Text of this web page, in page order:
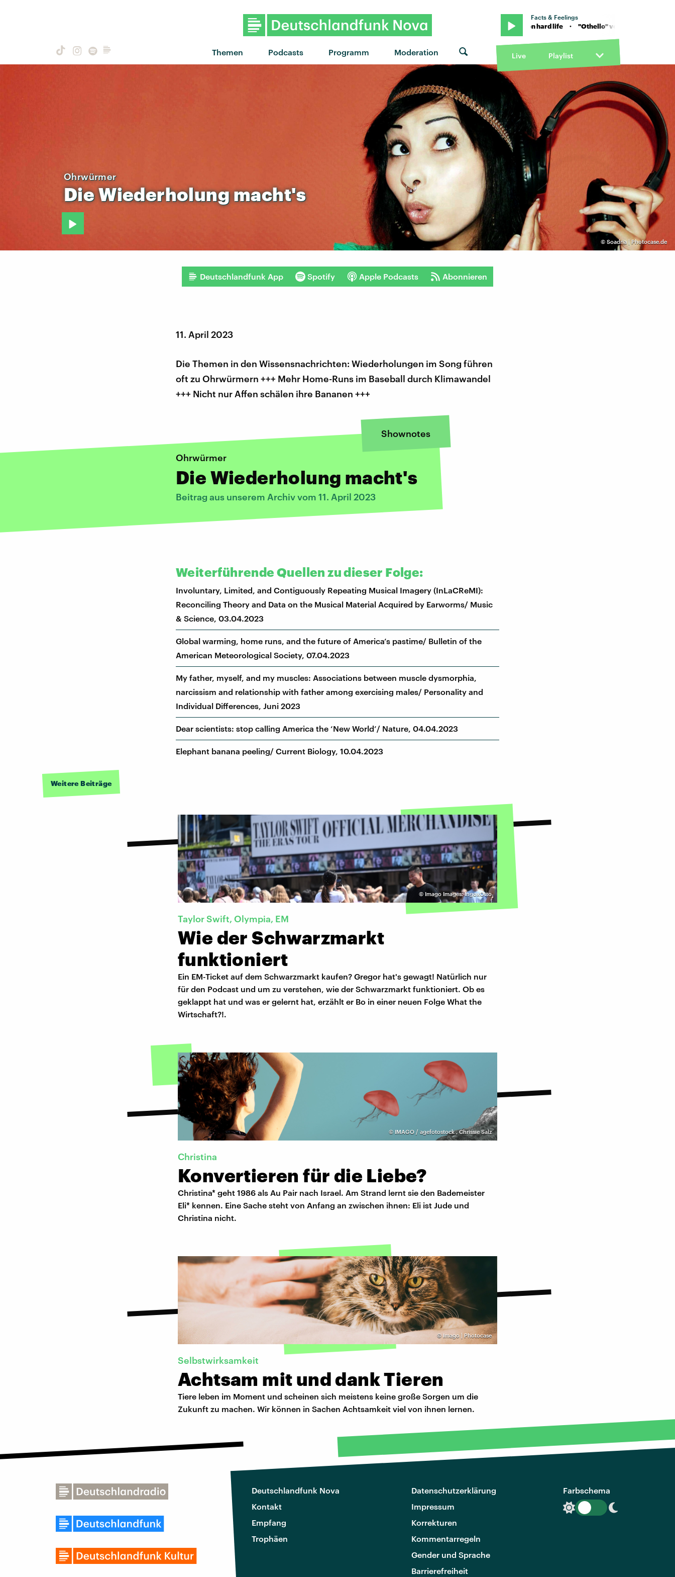
Themen Podcasts Programm Moderation
Facts & Feelings
"Othello" von hard life · "Othello" von hard life · "Othello" von hard life
Live Playlist
© Soadria | Photocase.de
Ohrwürmer
DieWiederholungmacht's
Deutschlandfunk App Spotify Apple Podcasts Abonnieren
11. April 2023
Die Themen in den Wissensnachrichten: Wiederholungen im Song führen
oft zu Ohrwürmern +++ Mehr Home-Runs im Baseball durch Klimawandel
+++ Nicht nur Affen schälen ihre Bananen +++
Shownotes
Ohrwürmer
Die Wiederholung macht's
Beitrag aus unserem Archiv vom 11. April 2023
Weiterführende Quellen zu dieser Folge:
Involuntary, Limited, and Contiguously Repeating Musical Imagery (InLaCReMI):
Reconciling Theory and Data on the Musical Material Acquired by Earworms/ Music
& Science, 03.04.2023
Global warming, home runs, and the future of America’s pastime/ Bulletin of the
American Meteorological Society, 07.04.2023
My father, myself, and my muscles: Associations between muscle dysmorphia,
narcissism and relationship with father among exercising males/ Personality and
Individual Differences, Juni 2023
Dear scientists: stop calling America the ‘New World’/ Nature, 04.04.2023
Elephant banana peeling/ Current Biology, 10.04.2023
Weitere Beiträge
© Imago Images: IngoxOtto
Taylor Swift, Olympia, EM
Wie der Schwarzmarkt
funktioniert
Ein EM-Ticket auf dem Schwarzmarkt kaufen? Gregor hat's gewagt! Natürlich nur
für den Podcast und um zu verstehen, wie der Schwarzmarkt funktioniert. Ob es
geklappt hat und was er gelernt hat, erzählt er Bo in einer neuen Folge What the
Wirtschaft?!.
© IMAGO / agefotostock,Chrissie Salz
Christina
Konvertieren für die Liebe?
Christina* geht 1986 als Au Pair nach Israel. Am Strand lernt sie den Bademeister
Eli* kennen. Eine Sache steht von Anfang an zwischen ihnen: Eli ist Jude und
Christina nicht.
© Imago | Photocase
Selbstwirksamkeit
Achtsam mit und dank Tieren
Tiere leben im Moment und scheinen sich meistens keine große Sorgen um die
Zukunft zu machen. Wir können in Sachen Achtsamkeit viel von ihnen lernen.
Deutschlandfunk Nova
Kontakt
Empfang
Trophäen
Datenschutzerklärung
Impressum
Korrekturen
Kommentarregeln
Gender und Sprache
Barrierefreiheit
Farbschema